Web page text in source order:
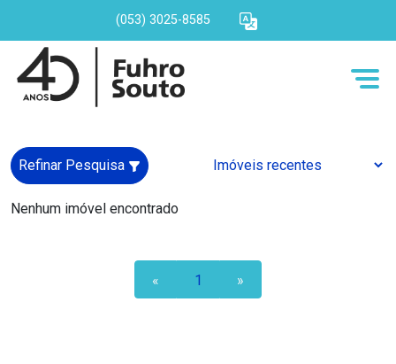
(053) 3025-8585
Refinar Pesquisa
Nenhum imóvel encontrado
« 1 »